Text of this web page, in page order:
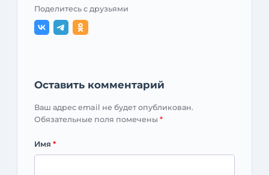
Поделитесь с друзьями
Оставить комментарий
Ваш адрес email не будет опубликован.
Обязательные поля помечены *
Имя *